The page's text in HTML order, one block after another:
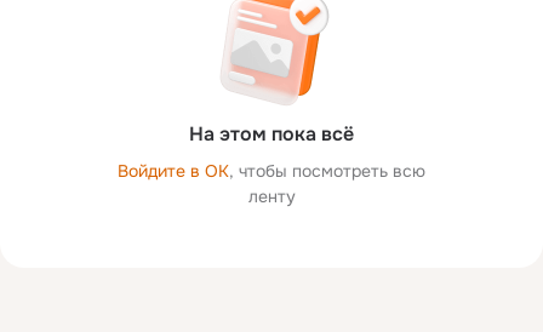
На этом пока всё
Войдите в ОК, чтобы посмотреть всю
ленту